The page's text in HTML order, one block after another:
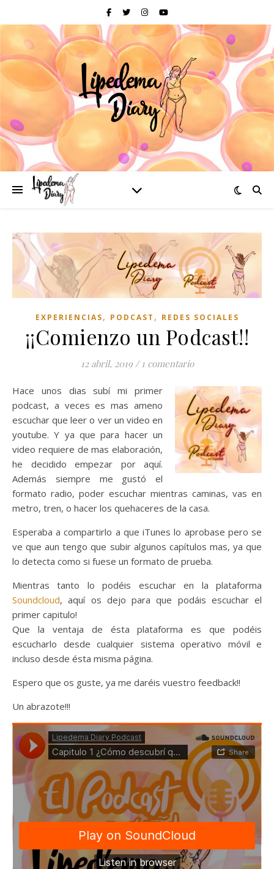
EXPERIENCIAS, PODCAST , REDES SOCIALES
¡¡Comienzo un Podcast!!
12 abril, 2019 / 1 comentario
Hace unos dias subí mi primer
podcast, a veces es mas ameno
escuchar que leer o ver un video en
youtube. Y ya que para hacer un
video requiere de mas elaboración,
he decidido empezar por aquí.
Además siempre me gustó el
formato radio, poder escuchar mientras caminas, vas en
metro, tren, o hacer los quehaceres de la casa.
Esperaba a compartirlo a que iTunes lo aprobase pero se
ve que aun tengo que subir algunos capítulos mas, ya que
lo detecta como si fuese un formato de prueba.
Mientras tanto lo podéis escuchar en la plataforma
Soundcloud, aquí os dejo para que podáis escuchar el
primer capitulo!
Que la ventaja de ésta plataforma es que podéis
escucharlo desde cualquier sistema operativo móvil e
incluso desde ésta misma página.
Espero que os guste, ya me daréis vuestro feedback!!
Un abrazote!!!